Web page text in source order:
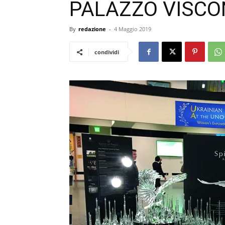
PALAZZO
By redazione - 4 Maggio 2019
condividi